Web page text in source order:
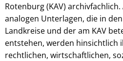
Rotenburg (KAV)
analogen Unterlagen, die in
Landkreise und der am KAV
entstehen, werden hinsichtlich
rechtlichen, wirtschaftlichen,